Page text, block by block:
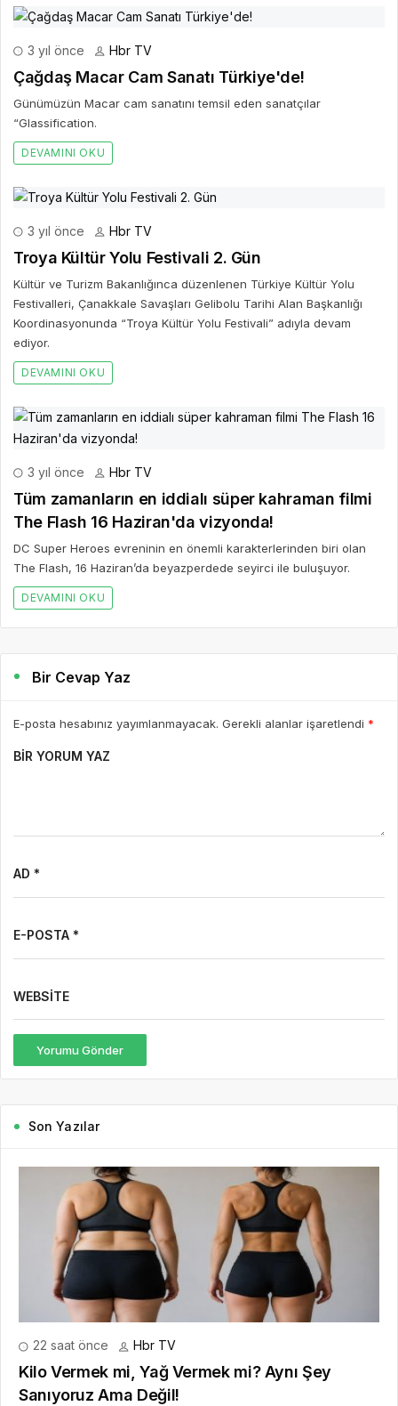
3 yıl önce Hbr TV
Çağdaş Macar Cam Sanatı Türkiye'de!
Günümüzün Macar cam sanatını temsil eden sanatçılar
“Glassification.
DEVAMINI OKU
3 yıl önce Hbr TV
Troya Kültür Yolu Festivali 2. Gün
Kültür ve Turizm Bakanlığınca düzenlenen Türkiye Kültür Yolu
Festivalleri, Çanakkale Savaşları Gelibolu Tarihi Alan Başkanlığı
Koordinasyonunda “Troya Kültür Yolu Festivali” adıyla devam
ediyor.
DEVAMINI OKU
3 yıl önce Hbr TV
Tüm zamanların en iddialı süper kahraman filmi
The Flash 16 Haziran'da vizyonda!
DC Super Heroes evreninin en önemli karakterlerinden biri olan
The Flash, 16 Haziran’da beyazperdede seyirci ile buluşuyor.
DEVAMINI OKU
Bir Cevap Yaz
E-posta hesabınız yayımlanmayacak. Gerekli alanlar işaretlendi *
BIR YORUM YAZ
AD *
E-POSTA *
WEBSITE
Yorumu Gönder
Son Yazılar
22 saat önce Hbr TV
Kilo Vermek mi, Yağ Vermek mi? Aynı Şey
Sanıyoruz Ama Değil!